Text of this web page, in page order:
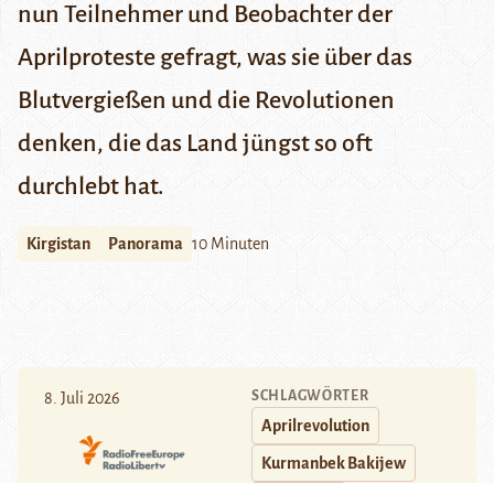
nun Teilnehmer und Beobachter der
Aprilproteste gefragt, was sie über das
Blutvergießen und die Revolutionen
denken, die das Land jüngst so oft
durchlebt hat.
Kirgistan Panorama 10 Minuten
8. Juli 2026 SCHLAGWÖRTER
Aprilrevolution
Kurmanbek Bakijew